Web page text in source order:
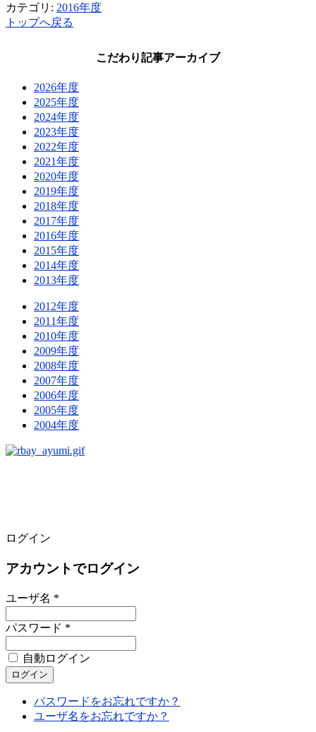
カテゴリ: 2016年度
トップへ戻る
こだわり記事アーカイブ
2026年度
2025年度
2024年度
2023年度
2022年度
2021年度
2020年度
2019年度
2018年度
2017年度
2016年度
2015年度
2014年度
2013年度
2012年度
2011年度
2010年度
2009年度
2008年度
2007年度
2006年度
2005年度
2004年度
ログイン
アカウントでログイン
ユーザ名 *
パスワード *
自動ログイン
パスワードをお忘れですか？
ユーザ名をお忘れですか？